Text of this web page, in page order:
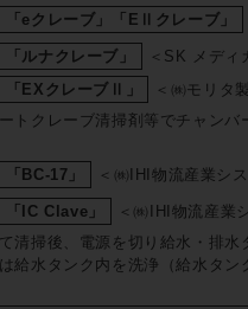
「eクレーブ」「EⅡクレーブ」
ルナクレーブ」
＜SK メディ
「EXクレーブⅡ」
＜㈱モリタ
トクレーブ清掃剤等でチャン
BC-17」 ＜㈱IHI物流産業シ
IC Clave」
＜㈱IHI物流産業
清掃後、電源を切り給水・排水
給水タンク内を洗浄（給水タ